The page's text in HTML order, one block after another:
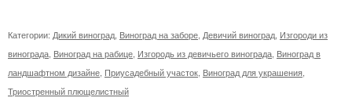
Категории: Дикий виноград Виноград на заборе Девичий виноград Изгороди из
винограда Виноград на рабице Изгородь из девичьего винограда Виноград в
ландшафтном дизайне Приусадебный участок Виноград для украшения
Триостренный плющелистный